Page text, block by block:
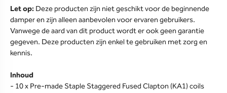
Let op: Deze producten zijn niet geschikt voor de beginnende
damper en zijn alleen aanbevolen voor ervaren gebruikers.
Vanwege de aard van dit product wordt er ook geen garantie
gegeven. Deze producten zijn enkel te gebruiken met zorg en
kennis.
Inhoud
- 10 x Pre-made Staple Staggered Fused Clapton (KA1) coils